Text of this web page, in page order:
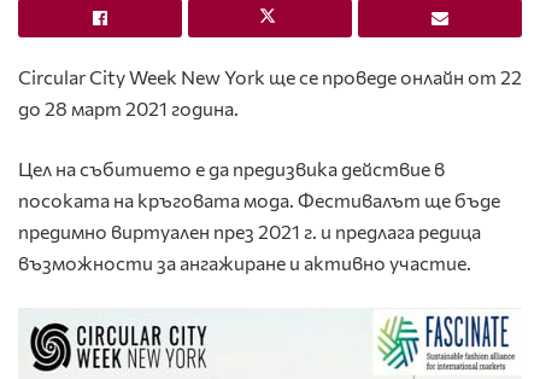
Circular City Week New York ще се проведе онлайн от 22
до 28 март 2021 година.
Цел на събитието е да предизвика действие в
посоката на кръговата мода . Фестивалът ще бъде
предимно виртуален през 2021 г. и предлага редица
възможности за ангажиране и активно участие.